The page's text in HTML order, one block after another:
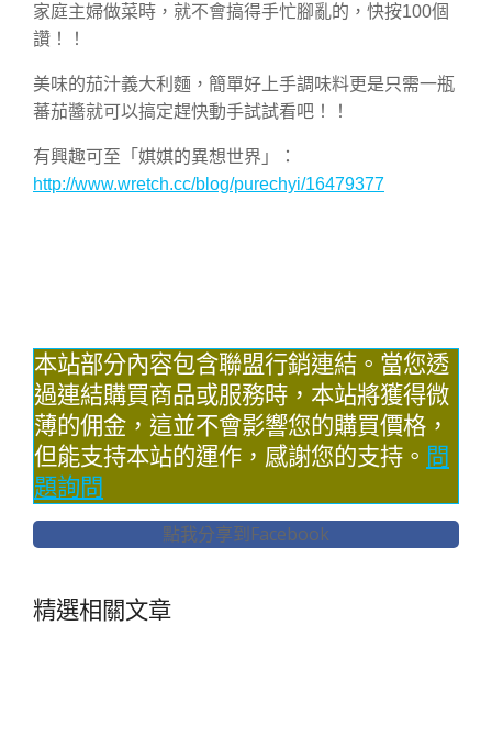
家庭主婦做菜時，就不會搞得手忙腳亂的，快按100個
讚！！
美味的茄汁義大利麵，簡單好上手調味料更是只需一瓶
蕃茄醬就可以搞定趕快動手試試看吧！！
有興趣可至「娸娸的異想世界」：
http://www.wretch.cc/blog/purechyi/16479377
本站部分內容包含聯盟行銷連結。當您透
過連結購買商品或服務時，本站將獲得微
薄的佣金，這並不會影響您的購買價格，
但能支持本站的運作，感謝您的支持。 問
題詢問
點我分享到Facebook
精選相關文章